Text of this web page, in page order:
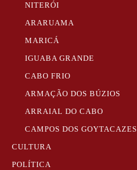
NITERÓI
ARARUAMA
MARICÁ
IGUABA GRANDE
CABO FRIO
ARMAÇÃO DOS BÚZIOS
ARRAIAL DO CABO
CAMPOS DOS GOYTACAZES
CULTURA
POLÍTICA